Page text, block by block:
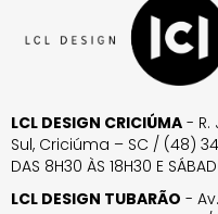
LCL DESIGN CRICIÚMA - R.
Sul, Criciúma – SC / (48)
DAS 8H30 ÀS 18H30 E
LCL DESIGN TUBARÃO -